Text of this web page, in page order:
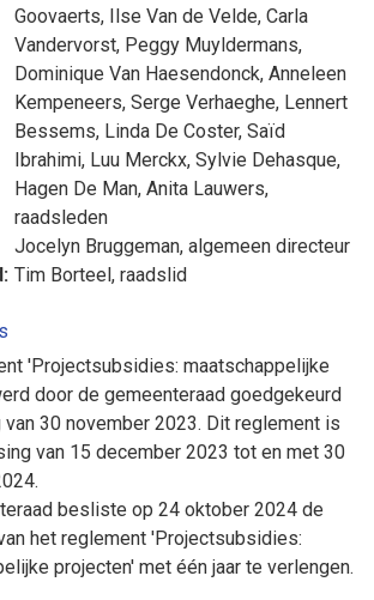
Goovaerts, Ilse Van de Velde, Carla
Vandervorst, Peggy Muyldermans,
Dominique Van Haesendonck, Anneleen
Kempeneers, Serge Verhaeghe, Lennert
Bessems, Linda De Coster, Saïd
Ibrahimi, Luu Merckx, Sylvie Dehasque,
Hagen De Man, Anita Lauwers,
raadsleden
Jocelyn Bruggeman, algemeen directeur
Tim Borteel, raadslid
'Projectsubsidies: maatschappelijke
door de gemeenteraad goedgekeurd
30 november 2023. Dit reglement is
van 15 december 2023 tot en met 30
besliste op 24 oktober 2024 de
het reglement 'Projectsubsidies:
projecten' met één jaar te verlengen.